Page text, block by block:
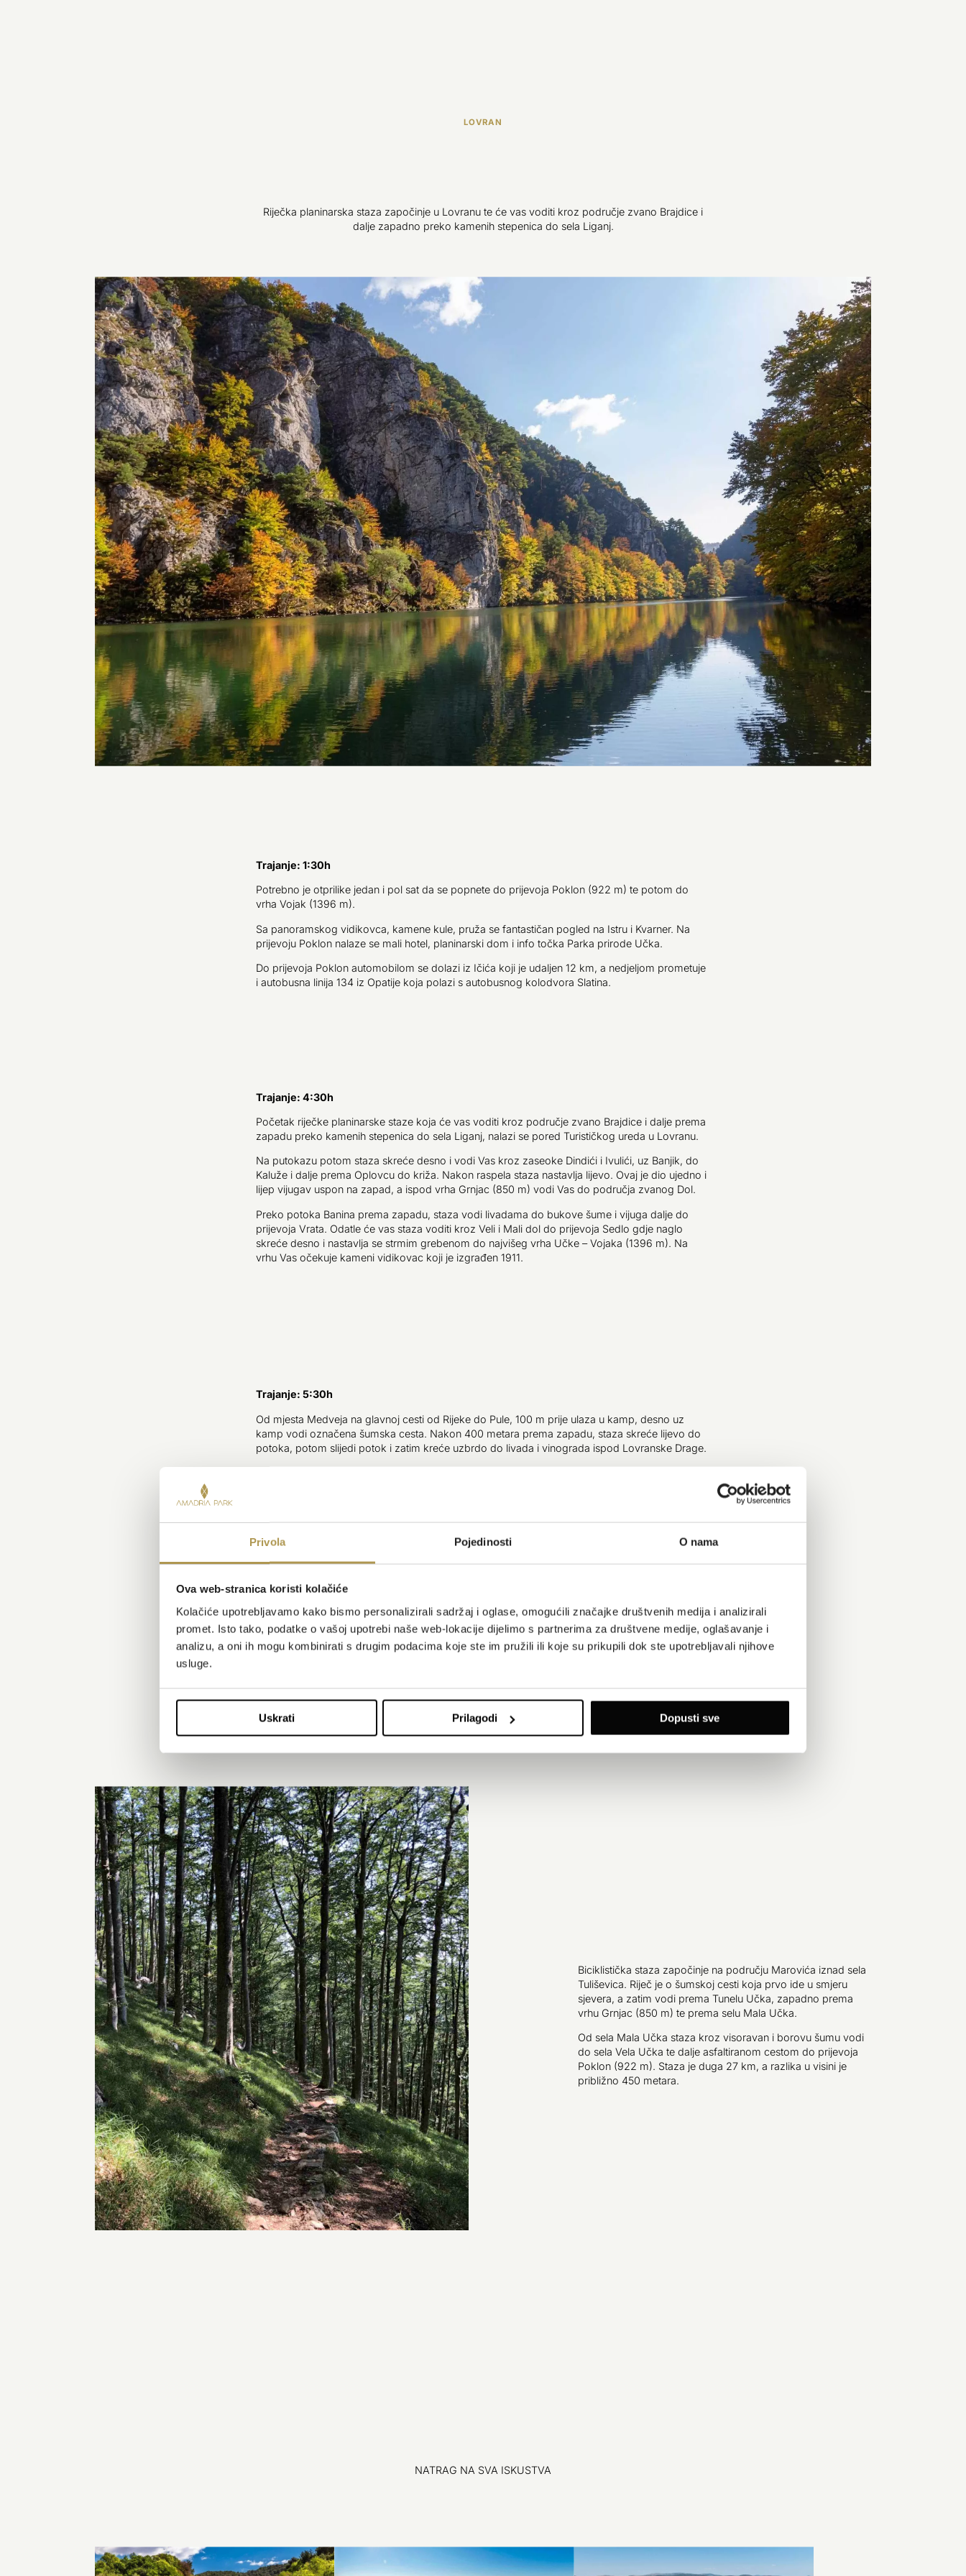
Privola Pojedinosti O nama
Ova web-stranica koristi kolačiće
Kolačiće upotrebljavamo kako bismo personalizirali sadržaj i oglase, omogućili značajke društvenih medija i analizirali
promet. Isto tako, podatke o vašoj upotrebi naše web-lokacije dijelimo s partnerima za društvene medije, oglašavanje i
analizu, a oni ih mogu kombinirati s drugim podacima koje ste im pružili ili koje su prikupili dok ste upotrebljavali njihove
usluge.
Uskrati Prilagodi Dopusti sve
LOVRAN
Riječka planinarska staza započinje u Lovranu te će vas voditi kroz područje zvano Brajdice i
dalje zapadno preko kamenih stepenica do sela Liganj.
Trajanje: 1:30h
Potrebno je otprilike jedan i pol sat da se popnete do prijevoja Poklon (922 m) te potom do
vrha Vojak (1396 m).
Sa panoramskog vidikovca, kamene kule, pruža se fantastičan pogled na Istru i Kvarner. Na
prijevoju Poklon nalaze se mali hotel, planinarski dom i info točka Parka prirode Učka.
Do prijevoja Poklon automobilom se dolazi iz Ičića koji je udaljen 12 km, a nedjeljom prometuje
i autobusna linija 134 iz Opatije koja polazi s autobusnog kolodvora Slatina.
Trajanje: 4:30h
Početak riječke planinarske staze koja će vas voditi kroz područje zvano Brajdice i dalje prema
zapadu preko kamenih stepenica do sela Liganj, nalazi se pored Turističkog ureda u Lovranu.
Na putokazu potom staza skreće desno i vodi Vas kroz zaseoke Dindići i Ivulići, uz Banjik, do
Kaluže i dalje prema Oplovcu do križa. Nakon raspela staza nastavlja lijevo. Ovaj je dio ujedno i
lijep vijugav uspon na zapad, a ispod vrha Grnjac (850 m) vodi Vas do područja zvanog Dol.
Preko potoka Banina prema zapadu, staza vodi livadama do bukove šume i vijuga dalje do
prijevoja Vrata. Odatle će vas staza voditi kroz Veli i Mali dol do prijevoja Sedlo gdje naglo
skreće desno i nastavlja se strmim grebenom do najvišeg vrha Učke – Vojaka (1396 m). Na
vrhu Vas očekuje kameni vidikovac koji je izgrađen 1911.
Trajanje: 5:30h
Od mjesta Medveja na glavnoj cesti od Rijeke do Pule, 100 m prije ulaza u kamp, ​​desno uz
kamp vodi označena šumska cesta. Nakon 400 metara prema zapadu, staza skreće lijevo do
potoka, potom slijedi potok i zatim kreće uzbrdo do livada i vinograda ispod Lovranske Drage.
Usred sela nalazi se označena staza koja vodi desno i potom naglo uzbrdo do grebena ispod
vikendaši, turisti i planinari.
Biciklistička staza započinje na području Marovića iznad sela
Tuliševica. Riječ je o šumskoj cesti koja prvo ide u smjeru
sjevera, a zatim vodi prema Tunelu Učka, zapadno prema
vrhu Grnjac (850 m) te prema selu Mala Učka.
Od sela Mala Učka staza kroz visoravan i borovu šumu vodi
do sela Vela Učka te dalje asfaltiranom cestom do prijevoja
Poklon (922 m). Staza je duga 27 km, a razlika u visini je
približno 450 metara.
NATRAG NA SVA ISKUSTVA